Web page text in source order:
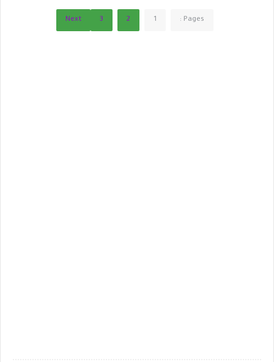
Pages :
1
2
3
Next